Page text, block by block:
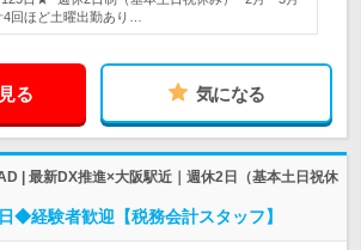
回ほど土曜出勤あり…
る 気になる
| 最新DX推進×大阪駅近｜週休2日（基本土日祝休
験者歓迎【税務会計スタッフ】